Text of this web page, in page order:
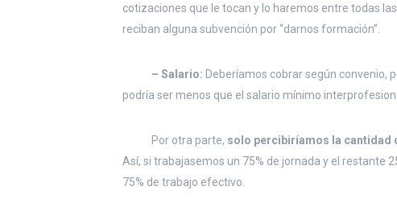
cotizaciones que le tocan y lo haremos entre todas
reciban alguna subvención por “darnos formación”.
– Salario: Deberíamos cobrar según convenio,
podría ser menos que el salario mínimo
Por otra parte, solo percibiríamos la cantidad
Así, si trabajasemos un 75% de jornada y el restante
75% de trabajo efectivo.